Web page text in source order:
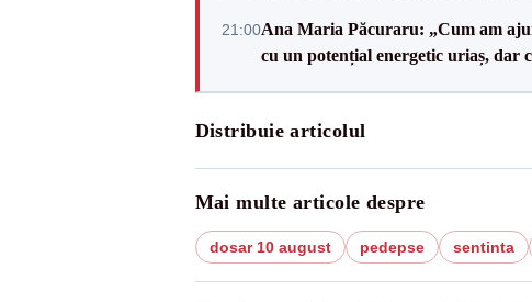
21:00Ana Maria Păcuraru: „Cum am
cu un potențial energetic uriaș, dar
Distribuie articolul
Mai multe articole despre
dosar 10 august pedepse sentinta